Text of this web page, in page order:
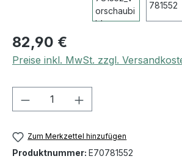
82,90 €
Preise inkl. MwSt. zzgl.
Produkt Anzahl: Gib
Zum Merkzettel hinzufügen
Produktnummer: E70781552